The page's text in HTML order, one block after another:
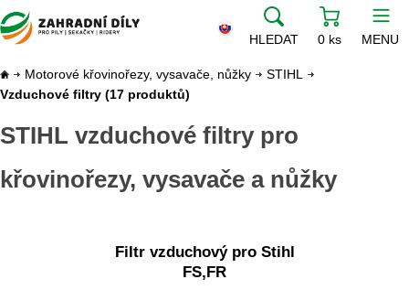
HLEDAT 0 ks MENU
Motorové křovinořezy, vysavače, nůžky
STIHL
Vzduchové filtry (17 produktů)
STIHL vzduchové filtry pro
křovinořezy, vysavače a nůžky
Filtr vzduchový pro Stihl
FS,FR